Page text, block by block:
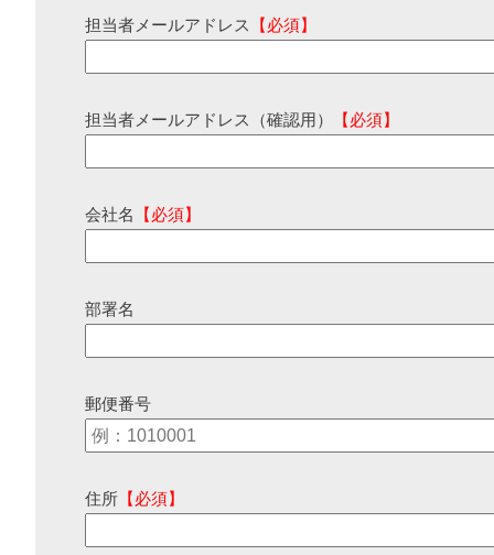
担当者メールアドレス 【必須】
担当者メールアドレス（確認用） 【必須】
会社名 【必須】
部署名
郵便番号
住所 【必須】